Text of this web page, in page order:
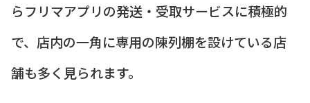
らフリマアプリの発送・受取サービスに積極的
で、店内の一角に専用の陳列棚を設けている店
舗も多く見られます。